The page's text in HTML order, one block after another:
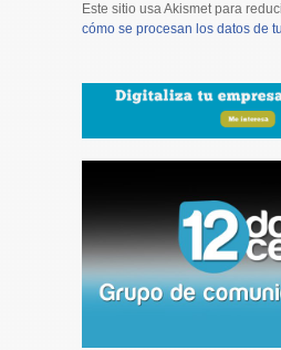
Este sitio usa Akismet para
cómo se procesan los datos de